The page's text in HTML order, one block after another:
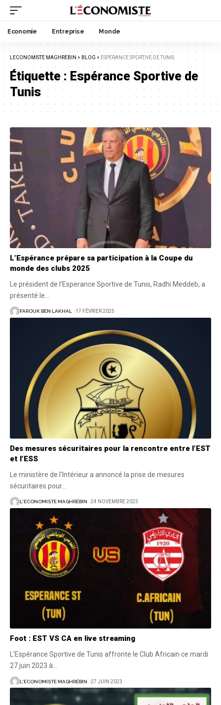
Economie Entreprise Monde
LECONOMISTE MAGHREBIN > BLOG > ESPÉRANCE SPORTIVE DE TUNIS
Étiquette :Espérance Sportive de
Tunis
L’Espérance prépare sa participation à la Coupe du
monde des clubs 2025
Le président de l’Esperance Sportive de Tunis, Radhi Meddeb, a
présenté le
FAROUK BEN LAKHAL 17 FÉVRIER 2025
Des mesures sécuritaires pour la rencontre entre l’EST
et l’ESS
Le ministère de l'Intérieur a annoncé la prise de mesures
sécuritaires pour…
L'ECONOMISTE MAGHRÉBIN 24 NOVEMBRE 2023
Foot : EST VS CA en live streaming
L’Espérance Sportive de Tunis affronte le Club Africain ce mardi
27 juin 2023 à…
L'ECONOMISTE MAGHRÉBIN 27 JUIN 2023